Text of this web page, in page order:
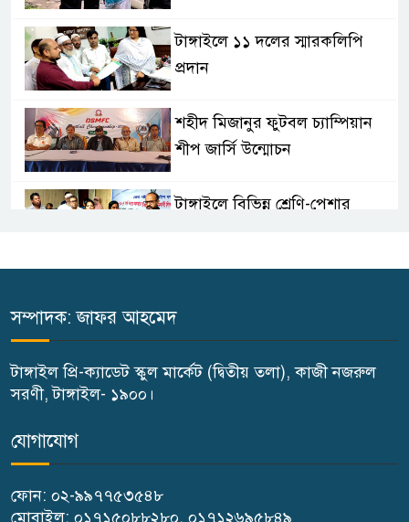
টাঙ্গাইলে ১১ দলের স্মারকলিপি
প্রদান
শহীদ মিজানুর ফুটবল চ্যাম্পিয়ান
শীপ জার্সি উন্মোচন
টাঙ্গাইলে বিভিন্ন শ্রেণি-পেশার
করছে স্বৈরাচারের দোসররা-প্রতিমন্ত্রী
টুকু
টাঙ্গাইলে জুলাই অভ্যুত্থান দিবসে
সম্পাদক: জাফর আহমেদ
টাঙ্গাইল প্রি-ক্যাডেট স্কুল মার্কেট (দ্বিতীয় তলা), কাজী নজরুল
সরণী, টাঙ্গাইল- ১৯০০।
যোগাযোগ
ফোন: ০২-৯৯৭৭৫৩৫৪৮
মোবাইল: ০১৭১৫০৮৮২৮০, ০১৭১২৬৯৫৮৪৯